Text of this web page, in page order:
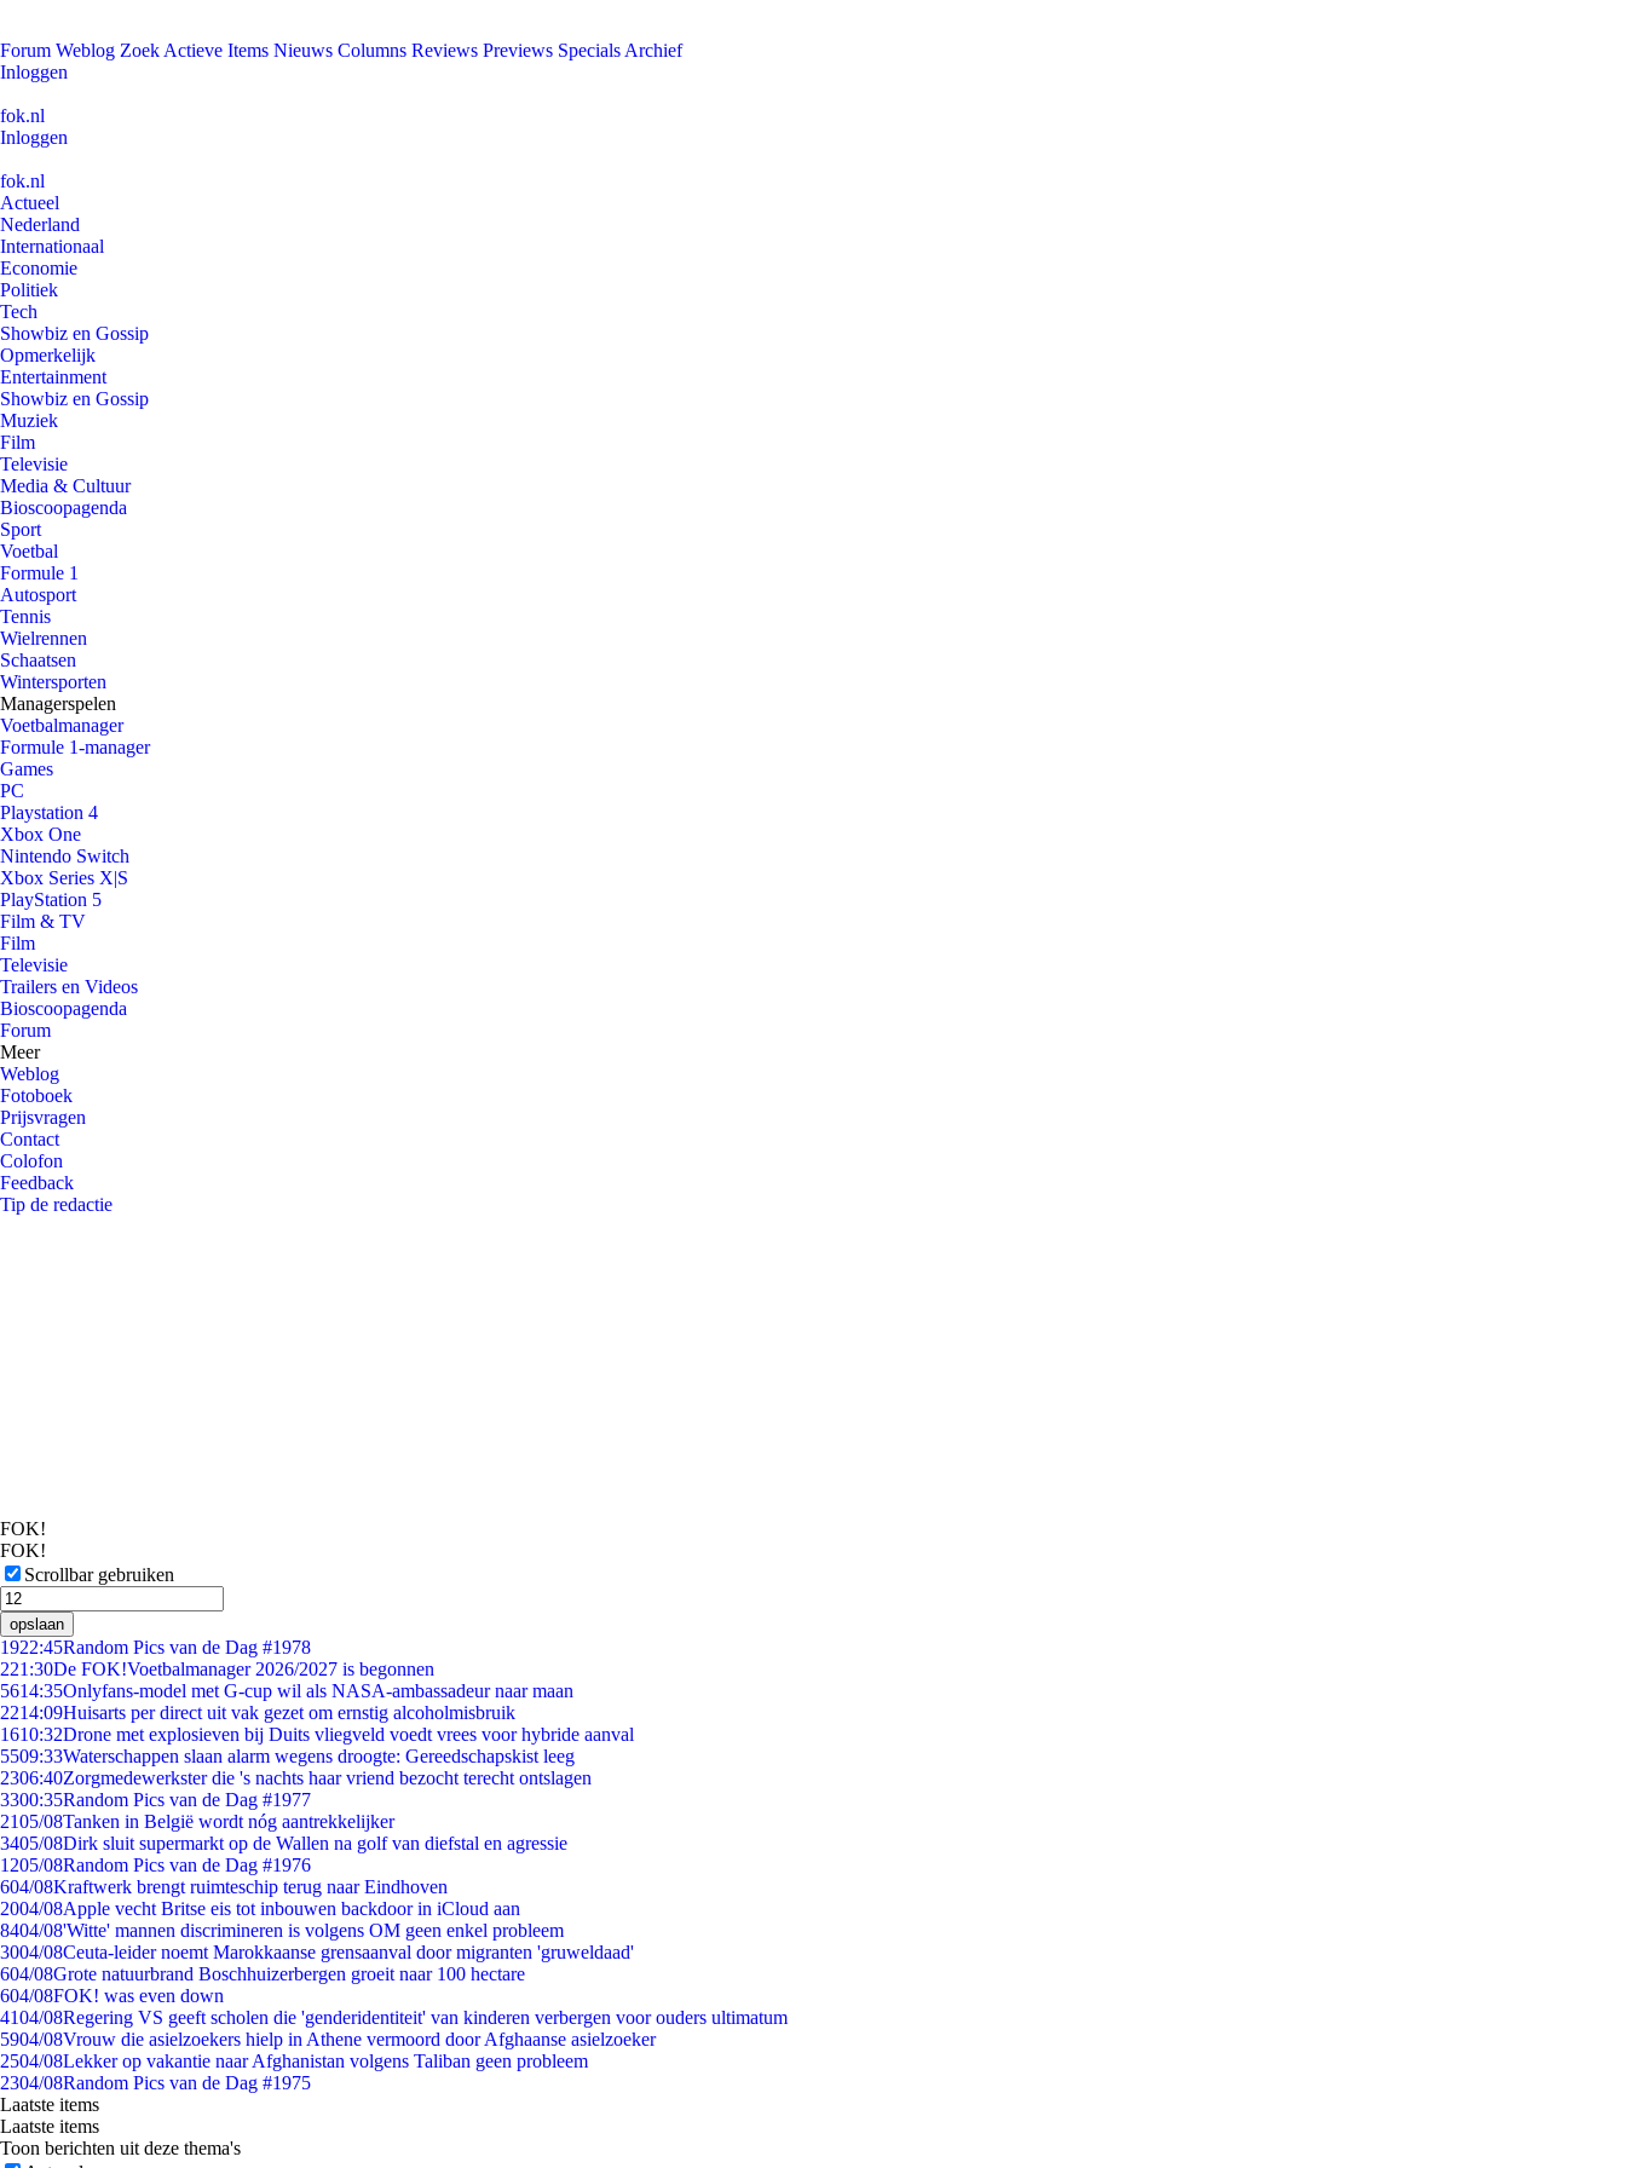
Forum Weblog Zoek Actieve Items Nieuws Columns Reviews Previews Specials Archief
Inloggen
fok.nl
Inloggen
fok.nl
Actueel
Nederland
Internationaal
Economie
Politiek
Tech
Showbiz en Gossip
Opmerkelijk
Entertainment
Showbiz en Gossip
Muziek
Film
Televisie
Media & Cultuur
Bioscoopagenda
Sport
Voetbal
Formule 1
Autosport
Tennis
Wielrennen
Schaatsen
Wintersporten
Managerspelen
Voetbalmanager
Formule 1-manager
Games
PC
Playstation 4
Xbox One
Nintendo Switch
Xbox Series X|S
PlayStation 5
Film & TV
Film
Televisie
Trailers en Videos
Bioscoopagenda
Forum
Meer
Weblog
Fotoboek
Prijsvragen
Contact
Colofon
Feedback
Tip de redactie
FOK!
FOK!
Scrollbar gebruiken
opslaan
1922:45Random Pics van de Dag #1978
221:30De FOK!Voetbalmanager 2026/2027 is begonnen
5614:35Onlyfans-model met G-cup wil als NASA-ambassadeur naar maan
2214:09Huisarts per direct uit vak gezet om ernstig alcoholmisbruik
1610:32Drone met explosieven bij Duits vliegveld voedt vrees voor hybride aanval
5509:33Waterschappen slaan alarm wegens droogte: Gereedschapskist leeg
2306:40Zorgmedewerkster die 's nachts haar vriend bezocht terecht ontslagen
3300:35Random Pics van de Dag #1977
2105/08Tanken in België wordt nóg aantrekkelijker
3405/08Dirk sluit supermarkt op de Wallen na golf van diefstal en agressie
1205/08Random Pics van de Dag #1976
604/08Kraftwerk brengt ruimteschip terug naar Eindhoven
2004/08Apple vecht Britse eis tot inbouwen backdoor in iCloud aan
8404/08'Witte' mannen discrimineren is volgens OM geen enkel probleem
3004/08Ceuta-leider noemt Marokkaanse grensaanval door migranten 'gruweldaad'
604/08Grote natuurbrand Boschhuizerbergen groeit naar 100 hectare
604/08FOK! was even down
4104/08Regering VS geeft scholen die 'genderidentiteit' van kinderen verbergen voor ouders ultimatum
5904/08Vrouw die asielzoekers hielp in Athene vermoord door Afghaanse asielzoeker
2504/08Lekker op vakantie naar Afghanistan volgens Taliban geen probleem
2304/08Random Pics van de Dag #1975
Laatste items
Laatste items
Toon berichten uit deze thema's